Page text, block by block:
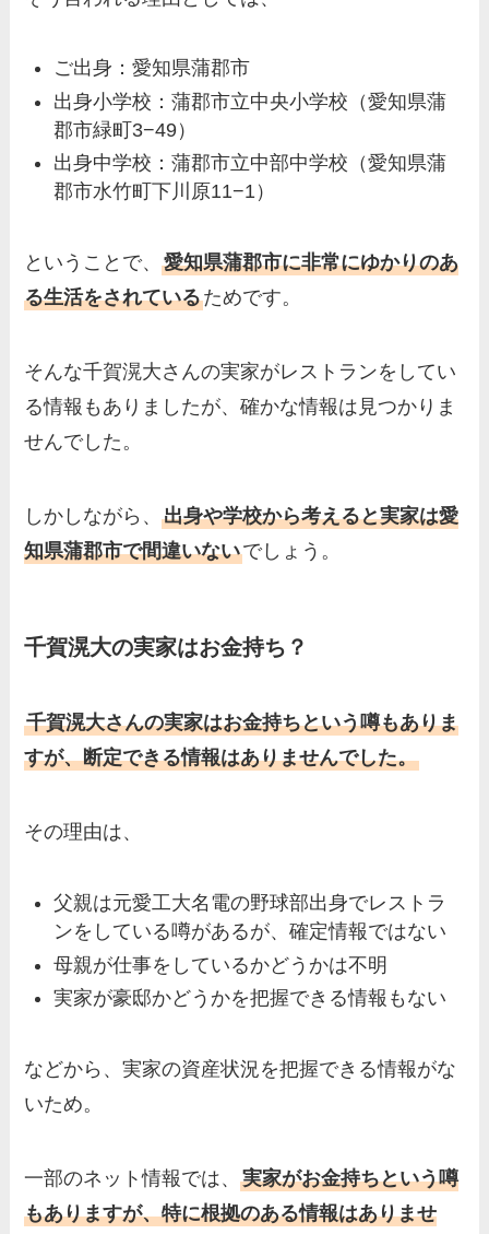
ご出身：愛知県蒲郡市
出身小学校：蒲郡市立中央小学校（愛知県蒲
郡市緑町3−49）
出身中学校：蒲郡市立中部中学校（愛知県蒲
郡市水竹町下川原11−1）
ということで、愛知県蒲郡市に非常にゆかりのあ
る生活をされているためです。
そんな千賀滉大さんの実家がレストランをしてい
る情報もありましたが、確かな情報は見つかりま
せんでした。
しかしながら、出身や学校から考えると実家は愛
知県蒲郡市で間違いないでしょう。
千賀滉大の実家はお金持ち？
千賀滉大さんの実家はお金持ちという噂もありま
すが、断定できる情報はありませんでした。
その理由は、
父親は元愛工大名電の野球部出身でレストラ
ンをしている噂があるが、確定情報ではない
母親が仕事をしているかどうかは不明
実家が豪邸かどうかを把握できる情報もない
などから、実家の資産状況を把握できる情報がな
いため。
一部のネット情報では、実家がお金持ちという噂
もありますが、特に根拠のある情報はありませ